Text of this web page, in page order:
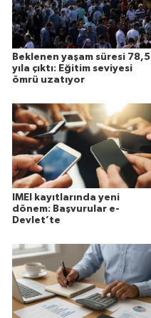
Beklenen yaşam süresi 78,5
yıla çıktı: Eğitim seviyesi
ömrü uzatıyor
IMEI kayıtlarında yeni
dönem: Başvurular e-
Devlet’te